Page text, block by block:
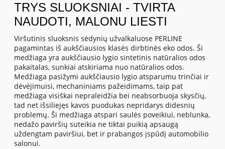
TRYS SLUOKSNIAI - TVIRTA
NAUDOTI, MALONU LIESTI
Viršutinis sluoksnis sėdynių užvalkaluose PERLINE
pagamintas iš aukščiausios klasės dirbtinės eko odos. Ši
medžiaga yra aukščiausio lygio sintetinis natūralios odos
pakaitalas, sunkiai atskiriama nuo natūralios odos.
Medžiaga pasižymi aukščiausio lygio atsparumu trinčiai ir
dėvėjimuisi, mechaniniams pažeidimams, taip pat
medžiaga visiškai nepraleidžia bei neabsorbuoja skysčių,
tad net išsiliejęs kavos puodukas nepridarys didesnių
problemų. Ši medžiaga atspari saulės poveikiui, neblunka,
nedažo paviršių suteikia ne tiktai puikią apsaugą
uždengtam paviršiui, bet ir prabangos įspūdį automobilio
salonui.